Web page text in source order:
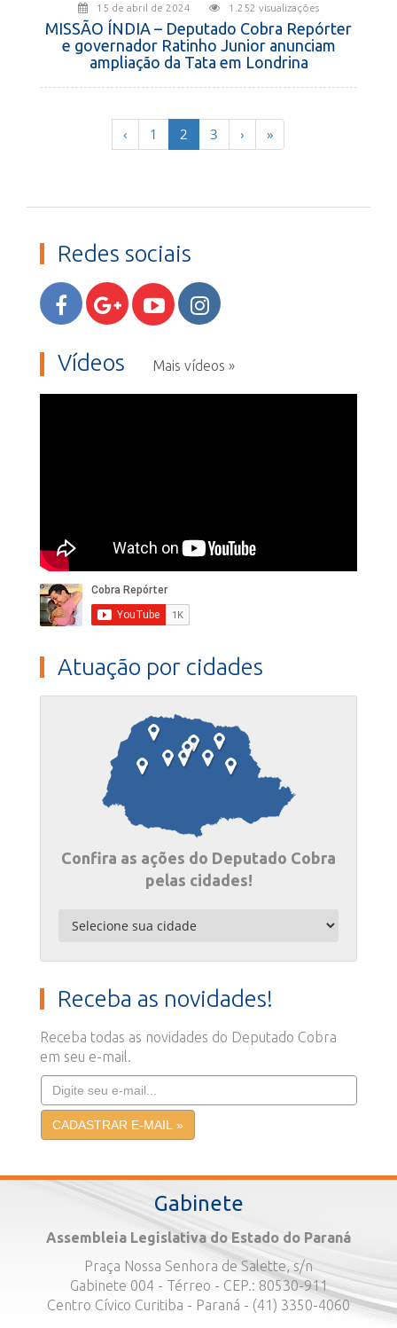
15 de abril de 2024 1.252 visualizações
MISSÃO ÍNDIA – Deputado Cobra Repórter
e governador Ratinho Junior anunciam
ampliação da Tata em Londrina
‹ 1 2 (current)
3 › »
Redes sociais
Vídeos Mais vídeos »
Atuação por cidades
Confira as ações do Deputado Cobra
pelas cidades!
Receba as novidades!
Receba todas as novidades do Deputado Cobra
em seu e-mail.
Gabinete
Assembleia Legislativa do Estado do Paraná
Praça Nossa Senhora de Salette, s/n
Gabinete 004 - Térreo - CEP.: 80530-911
Centro Cívico Curitiba - Paraná - (41) 3350-4060